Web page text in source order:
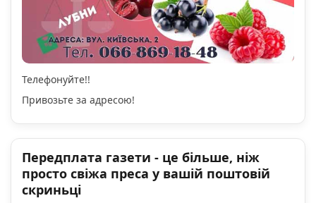
Телефонуйте!!
Привозьте за адресою!
Передплата газети - це більше, ніж
просто свіжа преса у вашій поштовій
скриньці